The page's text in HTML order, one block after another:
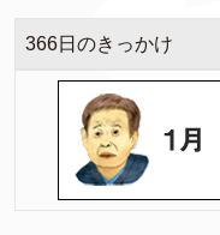
366日のきっかけ